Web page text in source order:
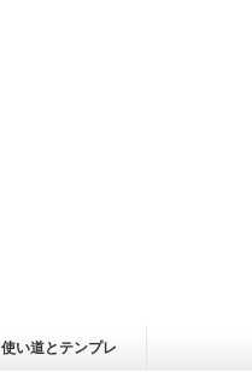
使い道とテンプレ